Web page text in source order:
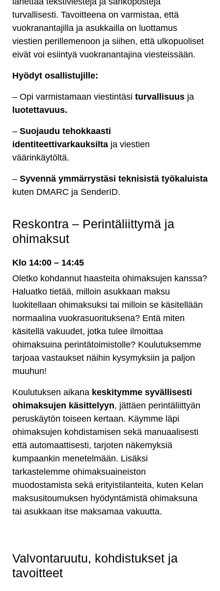
turvallisesti. Tavoitteena on varmistaa, että
vuokranantajilla ja asukkailla on luottamus
viestien perillemenoon ja siihen, että ulkopuoliset
eivät voi esiintyä vuokranantajina viesteissään.
Hyödyt osallistujille:
– Opi varmistamaan viestintäsi turvallisuus ja
luotettavuus.
– Suojaudu tehokkaasti
identiteettivarkauksilta ja viestien
väärinkäytöltä.
– Syvennä ymmärrystäsi teknisistä työkaluista
kuten DMARC ja SenderID.
Reskontra – Perintäliittymä ja
ohimaksut
Klo 14:00 – 14:45
Oletko kohdannut haasteita ohimaksujen kanssa?
Haluatko tietää, milloin asukkaan maksu
luokitellaan ohimaksuksi tai milloin se käsitellään
normaalina vuokrasuorituksena? Entä miten
käsitellä vakuudet, jotka tulee ilmoittaa
ohimaksuina perintätoimistolle? Koulutuksemme
tarjoaa vastaukset näihin kysymyksiin ja paljon
muuhun!
Koulutuksen aikana keskitymme syvällisesti
ohimaksujen käsittelyyn, jättäen perintäliittyän
peruskäytön toiseen kertaan. Käymme läpi
ohimaksujen kohdistamisen sekä manuaalisesti
että automaattisesti, tarjoten näkemyksiä
kumpaankin menetelmään. Lisäksi
tarkastelemme ohimaksuaineiston
muodostamista sekä erityistilanteita, kuten Kelan
maksusitoumuksen hyödyntämistä ohimaksuna
tai asukkaan itse maksamaa vakuutta.
Valvontaruutu, kohdistukset ja
tavoitteet